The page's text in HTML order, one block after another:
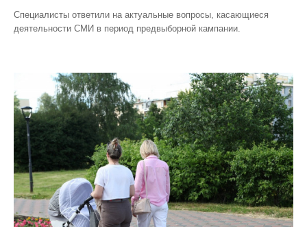
Специалисты ответили на актуальные вопросы, касающиеся
деятельности СМИ в период предвыборной кампании.